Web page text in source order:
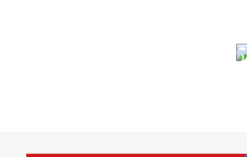
النفاذ إلى المعلومة